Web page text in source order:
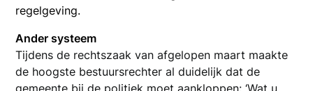
regelgeving.
Ander systeem
Tijdens de rechtszaak van afgelopen maart maakte
de hoogste bestuursrechter al duidelijk dat de